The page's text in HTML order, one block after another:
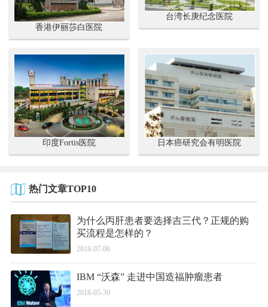
香港伊丽莎白医院
台湾长庚纪念医院
印度Fortis医院 日本癌研究会有明医院
热门文章TOP10
为什么丙肝患者要选择吉三代？正规的购
买流程是怎样的？
2018-07-06
IBM “沃森” 走进中国造福肿瘤患者
2018-05-30